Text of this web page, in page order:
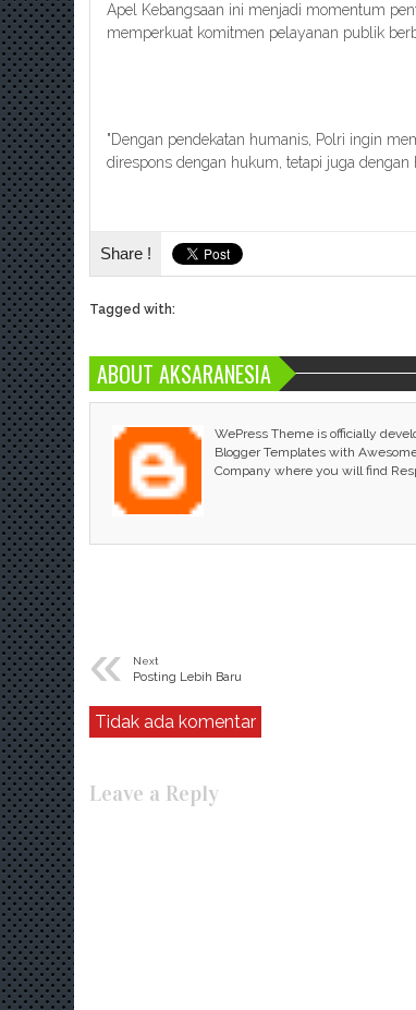
Apel Kebangsaan ini menjadi momentum
memperkuat komitmen pelayanan publik
"Dengan pendekatan humanis, Polri ingin
direspons dengan hukum, tetapi juga dengan
Share !
Tagged with:
ABOUT AKSARANESIA
WePress Theme is officially
Blogger Templates with
Company where you will find
« Next
Posting Lebih Baru
Tidak ada komentar
Leave a Reply